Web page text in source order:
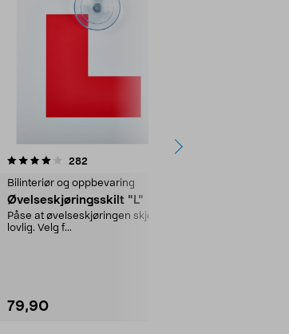
282
Bilinteriør og oppbevaring
Øvelseskjøringsskilt "L"
Påse at øvelseskjøringen skjer
lovlig. Velg f...
79,90
4.5 av 5 stjerner